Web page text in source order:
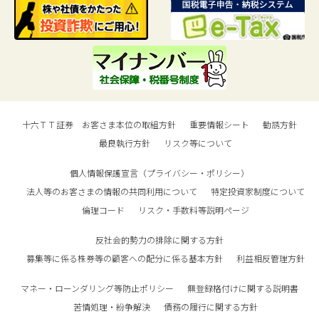
十六ＴＴ証券 お客さま本位の取組方針 重要情報シート
勧誘方針
最良執行方針
リスク等について
個人情報保護宣言（プライバシー・ポリシー）
法人等のお客さまの情報の共同利用について
特定投資家制度について
倫理コード
リスク・手数料等説明ページ
反社会的勢力の排除に関する方針
募集等に係る株券等の顧客への配分に係る基本方針
利益相反管理方針
マネー・ローンダリング等防止ポリシー
無登録格付けに関する説明書
苦情処理・紛争解決
債務の履行に関する方針